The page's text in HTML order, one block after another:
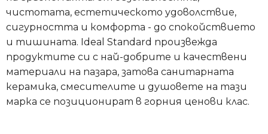
чистотата, естетическото удоволствие,
сигурността и комфорта - до спокойствието
и тишината. Ideal Standard произвежда
продуктите си с най-добрите и качествени
материали на пазара, затова санитарната
керамика, смесителите и душовете на тази
марка се позиционират в горния ценови клас.